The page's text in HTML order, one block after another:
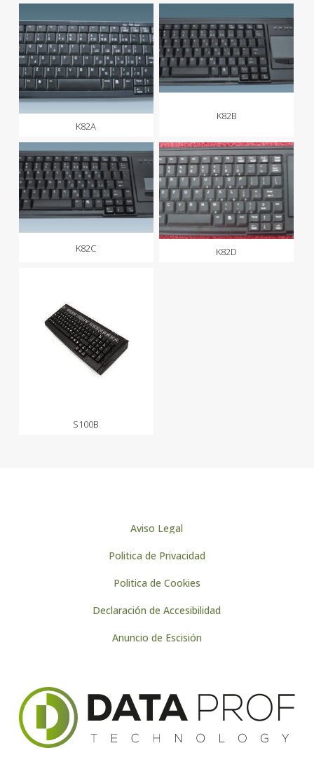
K82A
K82B
K82C K82D
S100B
Aviso Legal
Politica de Privacidad
Politica de Cookies
Declaración de Accesibilidad
Anuncio de Escisión